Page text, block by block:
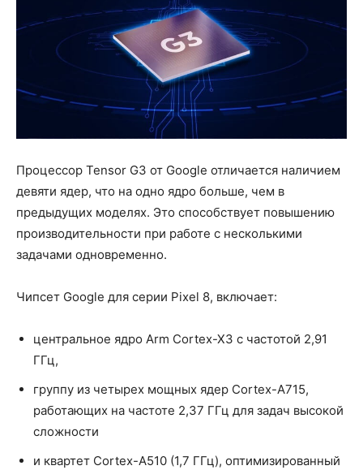
Процессор Tensor G3 от Google отличается наличием
девяти ядер, что на одно ядро больше, чем в
предыдущих моделях. Это способствует повышению
производительности при работе с несколькими
задачами одновременно.
Чипсет Google для серии Pixel 8, включает:
центральное ядро Arm Cortex-X3 с частотой 2,91
ГГц,
группу из четырех мощных ядер Cortex-A715,
работающих на частоте 2,37 ГГц для задач высокой
сложности
и квартет Cortex-A510 (1,7 ГГц), оптимизированный